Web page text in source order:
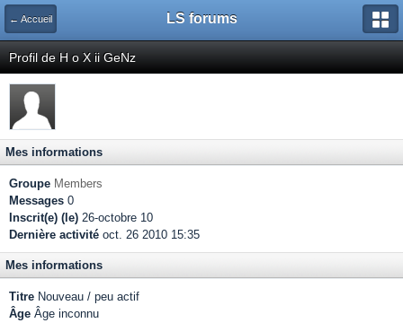
← Accueil LS forums
Profil de H o X ii GeNz
Mes informations
Groupe Members
Messages 0
Inscrit(e) (le) 26-octobre 10
Dernière activité oct. 26 2010 15:35
Mes informations
Titre Nouveau / peu actif
Âge Âge inconnu